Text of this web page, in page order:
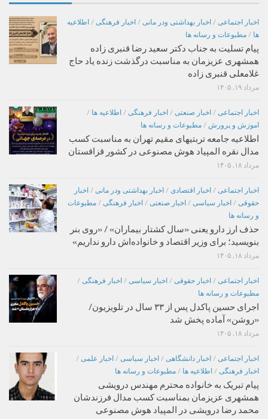
اخبار اجتماعی / اخبار بهداشتی ودر مانی / اخبار فرهنگی / اطلاعیه
ها / مطبوعات و رسانه ها
پیام تسلیت به جناب دکتر سعید رضا قنبری زاده
همشهری عزیزمان به مناسبت درگذشت زنده یاد حاج
غلامعلی قنبری زاده
مرداد ۱۹, ۱۴۰۵
اخبار اجتماعی / اخبار صنعتی / اخبار فرهنگی / اطلاعیه ها /
اموزش و پرورش / مطبوعات و رسانه ها
اطلاعیه جامعه تربتیهای مقیم تهران به مناسبت کسب
مدال نقره المپیاد هوش مصنوعی در کشور قزاقستان
مرداد ۱۸, ۱۴۰۵
اخبار اجتماعی / اخبار اقتصادی / اخبار بهداشتی ودر مانی / اخبار
حقوقی / اخبار سیاسی / اخبار صنعتی / اخبار فرهنگی / مطبوعات
و رسانه ها
حذف ارز دارو یعنی «سال کشتار بیماران» / «روی بنر
بنویسید؛ برای وزیر اقتصاد و خانواده‌اش دارو نداریم»
مرداد ۱۸, ۱۴۰۵
اخبار اجتماعی / اخبار حقوقی / اخبار سیاسی / اخبار فرهنگی /
مطبوعات و رسانه ها
اجرای حسین پاکدل پس از ۳۳ سال در تلویزیون/
«روشن» آماده پخش شد
مرداد ۱۸, ۱۴۰۵
اخبار اجتماعی / اخبار دانشگاهی / اخبار سیاسی / اخبار علمی /
اخبار فرهنگی / اطلاعیه ها / مطبوعات و رسانه ها
پیام تبریک به خانواده محترم مهندس درویشی
همشهری عزیزمان بمناسبت کسب مدال فرزندشان
محمد رضا درویشی در المپیاد هوش مصنوعی